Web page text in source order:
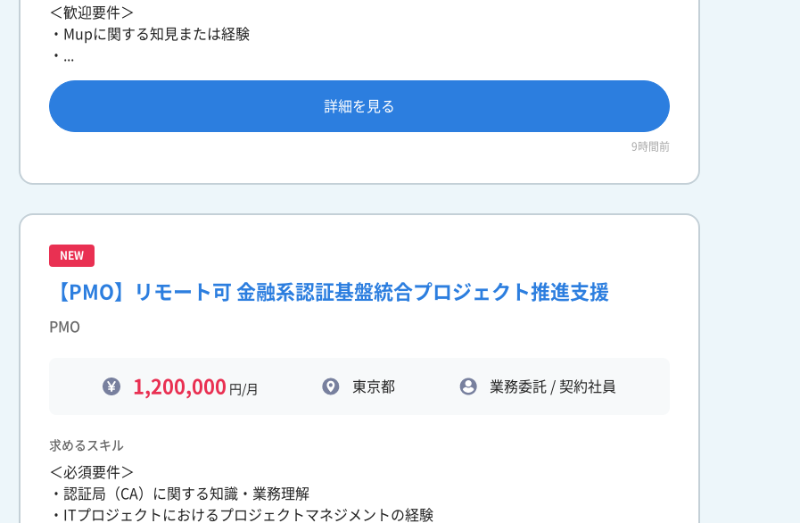
＜歓迎要件＞
・Mupに関する知見または経験
・...
詳細を見る
9時間前
NEW
【PMO】リモート可 金融系認証基盤統合プロジェクト推進支援
PMO
1,200,000 円/月 東京都 業務委託 / 契約社員
求めるスキル
＜必須要件＞
・認証局（CA）に関する知識・業務理解
・ITプロジェクトにおけるプロジェクトマネジメントの経験